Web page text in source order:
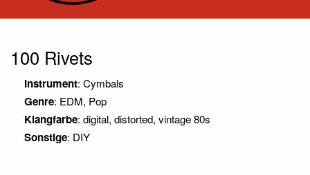
100 Rivets
Instrument: Cymbals
Genre: EDM, Pop
Klangfarbe: digital, distorted, vintage 80s
Sonstige: DIY